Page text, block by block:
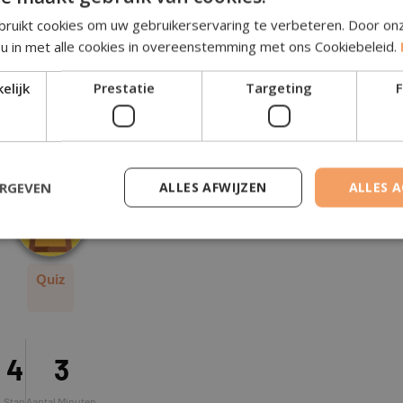
Nu Starten
over pensioen & successie?
Quiz
4 3
Hoe
cookies om uw gebruikerservaring te verbeteren. Door
in met alle cookies in overeenstemming met ons Cookiebeleid.
Prestatie Targeting
ALLES
ALLES AFWIJZEN